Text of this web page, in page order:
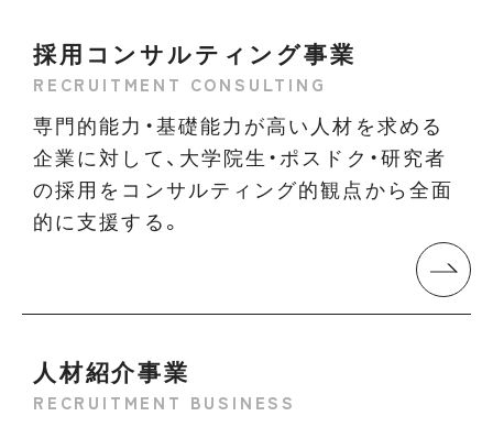
採用コンサルティング事業
RECRUITMENT CONSULTING
専門的能力・基礎能力が高い人材を求める
企業に対して、大学院生・ポスドク・研究者
の採用をコンサルティング的観点から全面
的に支援する。
人材紹介事業
RECRUITMENT BUSINESS